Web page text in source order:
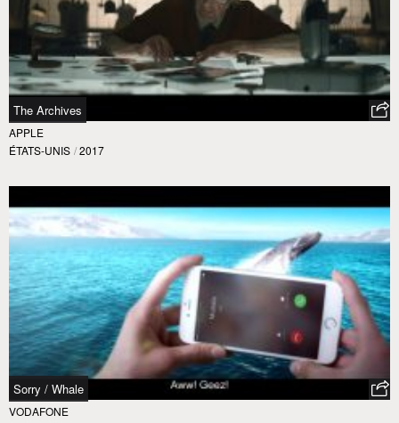
The Archives
APPLE
ÉTATS-UNIS / 2017
Sorry / Whale
VODAFONE